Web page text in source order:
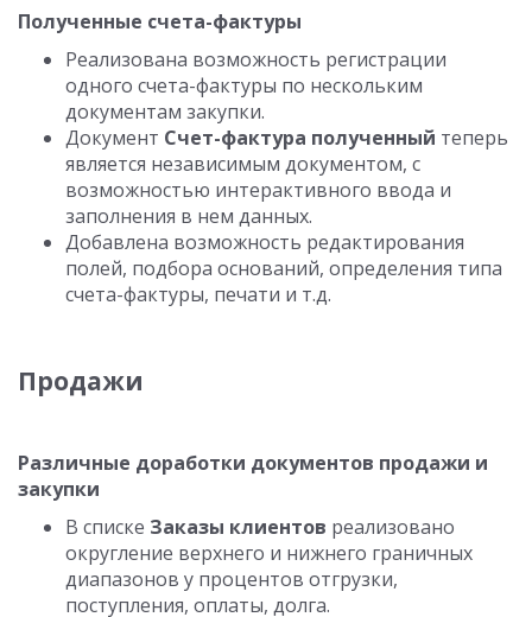
Полученные счета-фактуры
Реализована возможность регистрации
одного счета-фактуры по нескольким
документам закупки.
Документ Счет-фактура полученный теперь
является независимым документом, с
возможностью интерактивного ввода и
заполнения в нем данных.
Добавлена возможность редактирования
полей, подбора оснований, определения типа
счета-фактуры, печати и т.д.
Продажи
Различные доработки документов продажи и
закупки
В списке Заказы клиентов реализовано
округление верхнего и нижнего граничных
диапазонов у процентов отгрузки,
поступления, оплаты, долга.